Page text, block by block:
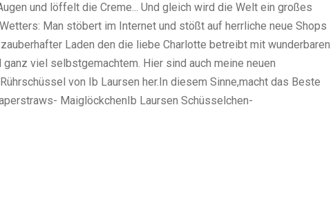
und löffelt die Creme... Und gleich wird die Welt ein großes
Man stöbert im Internet und stößt auf herrliche neue Shops
Laden den die liebe Charlotte betreibt mit wunderbaren
viel selbstgemachtem. Hier sind auch meine neuen
von Ib Laursen her.In diesem Sinne,macht das Beste
MaiglöckchenIb Laursen Schüsselchen-